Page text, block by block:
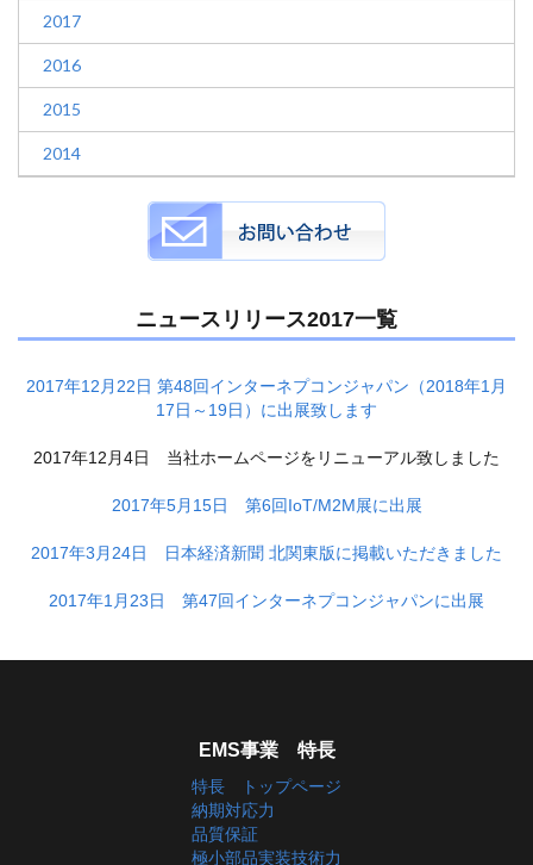
2017
2016
2015
2014
ニュースリリース2017一覧
2017年12月22日 第48回インターネプコンジャパン（2018年1月
17日～19日）に出展致します
2017年12月4日 当社ホームページをリニューアル致しました
2017年5月15日 第6回IoT/M2M展に出展
2017年3月24日 日本経済新聞 北関東版に掲載いただきました
2017年1月23日 第47回インターネプコンジャパンに出展
EMS事業 特長
特長 トップページ
納期対応力
品質保証
極小部品実装技術力